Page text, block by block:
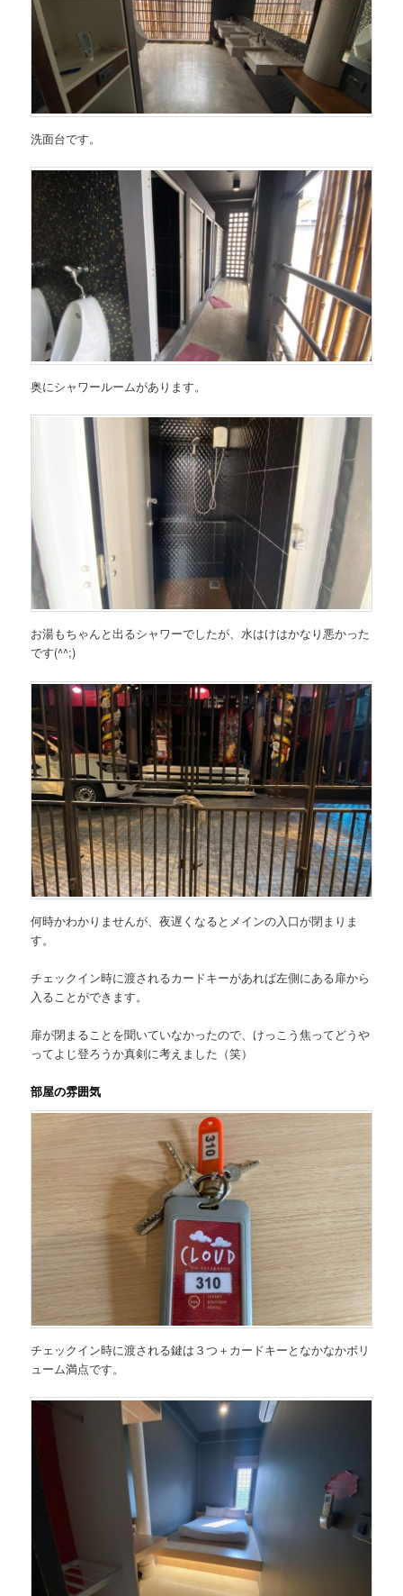
洗面台です。
奥にシャワールームがあります。
お湯もちゃんと出るシャワーでしたが、水はけはかなり悪かった
です(^^;)
何時かわかりませんが、夜遅くなるとメインの入口が閉まりま
す。
チェックイン時に渡されるカードキーがあれば左側にある扉から
入ることができます。
扉が閉まることを聞いていなかったので、けっこう焦ってどうや
ってよじ登ろうか真剣に考えました（笑）
部屋の雰囲気
チェックイン時に渡される鍵は３つ＋カードキーとなかなかボリ
ューム満点です。